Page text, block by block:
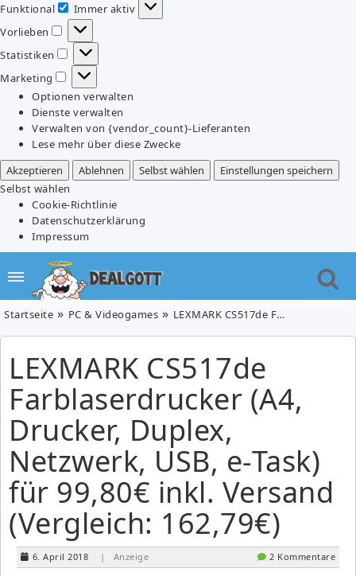
Funktional
Funktional
Immer aktiv
Vorlieben
Vorlieben
Statistiken
Statistiken
Marketing
Marketing
Optionen verwalten
Dienste verwalten
Verwalten von {vendor_count}-Lieferanten
Lese mehr über diese Zwecke
Akzeptieren
Ablehnen Selbst wählen
Einstellungen speichern
Selbst wählen
Cookie-Richtlinie
Datenschutzerklärung
Impressum
Startseite PC & Videogames LEXMARK CS517de Farblaserdrucker (A4, Drucker, Duplex, Netzwerk, USB, e-Task) für 99,80€ inkl. Versand (Vergleich: 162,79€)
LEXMARK CS517de
Farblaserdrucker (A4,
Drucker, Duplex,
Netzwerk, USB, e-Task)
für 99,80€ inkl. Versand
(Vergleich: 162,79€)
6. April 2018 | Anzeige 2 Kommentare